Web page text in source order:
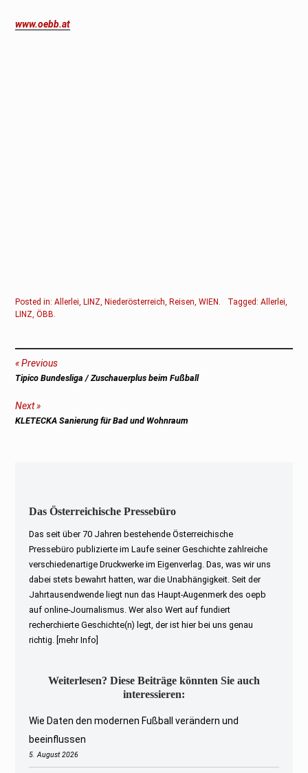
www.oebb.at
Posted in:Allerlei,LINZ,Niederösterreich,Reisen,WIEN. Tagged:Allerlei,
LINZ,ÖBB.
Beitragsnavigation
Previous
Previous
Tipico Bundesliga / Zuschauerplus beim Fußball
Next
Next
KLETECKA Sanierung für Bad und Wohnraum
Das Österreichische Pressebüro
Das seit über 70 Jahren bestehende Österreichische
Pressebüro publizierte im Laufe seiner Geschichte zahlreiche
verschiedenartige Druckwerke im Eigenverlag. Das, was wir uns
dabei stets bewahrt hatten, war die Unabhängigkeit. Seit der
Jahrtausendwende liegt nun das Haupt-Augenmerk des oepb
auf online-Journalismus. Wer also Wert auf fundiert
recherchierte Geschichte(n) legt, der ist hier bei uns genau
richtig.
[mehr Info]
Weiterlesen? Diese Beiträge könnten Sie auch
interessieren:
Wie Daten den modernen Fußball verändern und
beeinflussen
5. August 2026